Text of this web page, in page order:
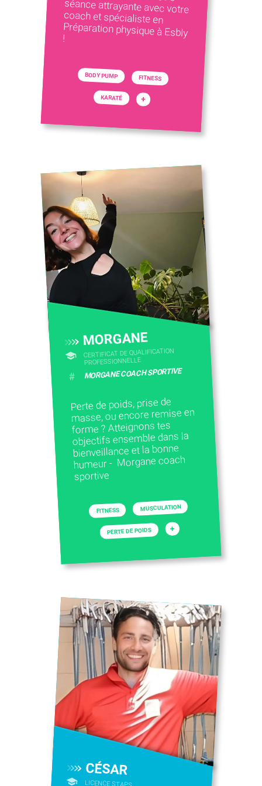
!
BODY PUMP FITNESS
KARATÉ +
MORGANE
CERTIFICAT DE QUALIFICATION
PROFESSIONNELLE
# MORGANE COACH SPORTIVE
Perte de poids, prise de
masse, ou encore remise en
forme ? Atteignons tes
objectifs ensemble dans la
bienveillance et la bonne
humeur - Morgane coach
sportive
FITNESS MUSCULATION
PERTE DE POIDS +
CÉSAR
LICENCE STAPS